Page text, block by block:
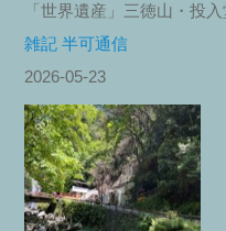
「世界遺産」三徳山・投
雑記 半可通信
2026-05-23